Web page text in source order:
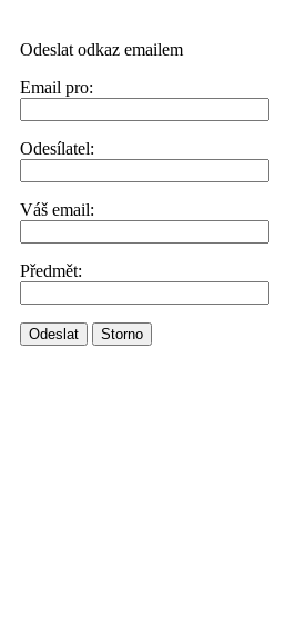
Odeslat odkaz emailem
Email pro:
Odesílatel:
Váš email:
Předmět:
Odeslat Storno